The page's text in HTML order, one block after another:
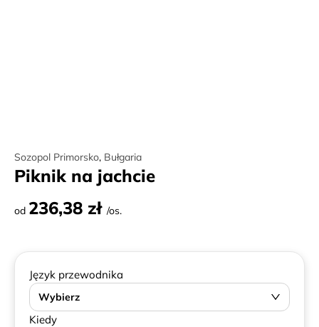
Sozopol Primorsko, Bułgaria
Piknik na jachcie
od 236,38 zł /os.
Język przewodnika
Wybierz
Kiedy